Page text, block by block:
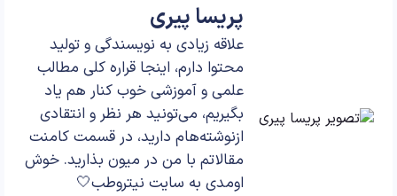
پریسا پیری
علاقه زیادی به نویسندگی و تولید
محتوا دارم، اینجا قراره کلی مطالب
علمی و آموزشی خوب کنار هم یاد
بگیریم، می‌تونید هر نظر و انتقادی
ازنوشته‌هام دارید، در قسمت کامنت
مقالاتم با من در میون بذارید. خوش
اومدی به سایت نیتروطب🤍